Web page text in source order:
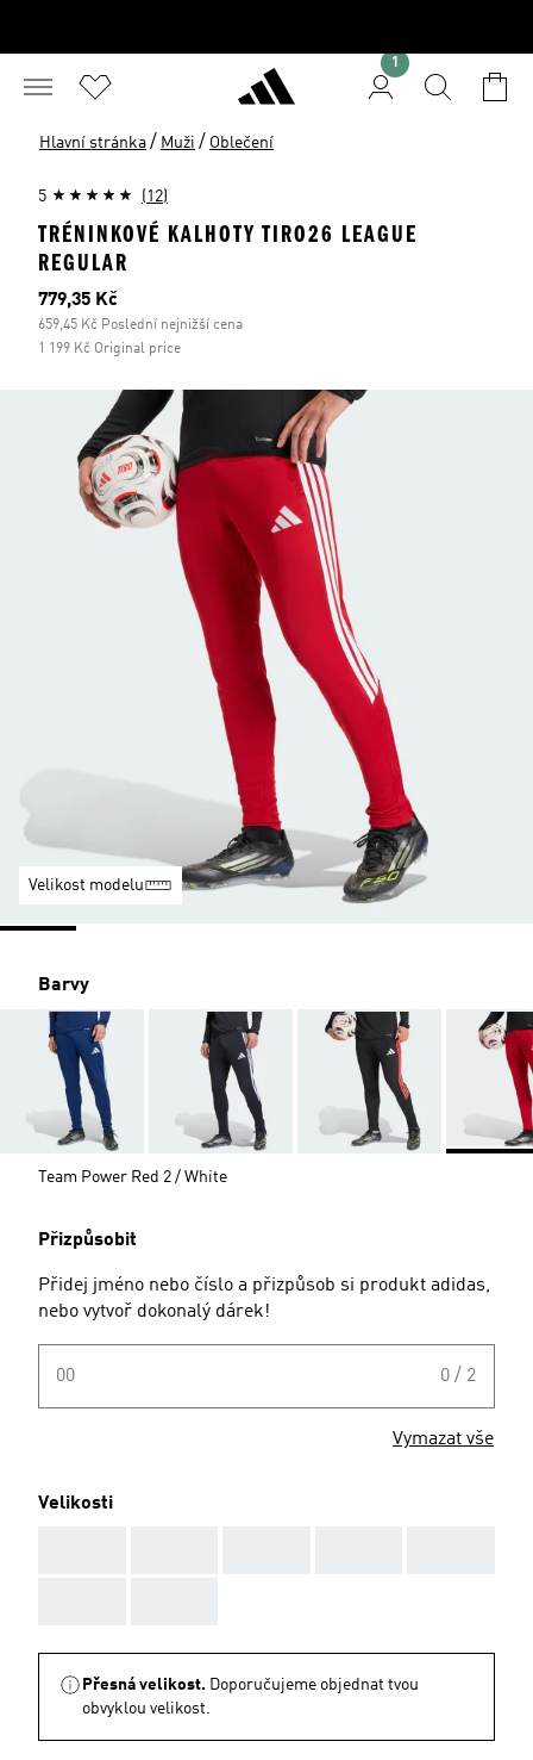
Hlavní stránka / Muži / Oblečení
5 (12)
TRÉNINKOVÉ KALHOTY TIRO26 LEAGUE
REGULAR
Aktuální cena
779,35 Kč
659,45 Kč Poslední nejnižší cena
1 199 Kč Original price
Velikost modelu
Barvy
Team Power Red 2 / White
Přizpůsobit
Přidej jméno nebo číslo a přizpůsob si produkt adidas,
nebo vytvoř dokonalý dárek!
00 0 / 2
Vymazat vše
Velikosti
Přesná velikost. Doporučujeme objednat tvou
obvyklou velikost.